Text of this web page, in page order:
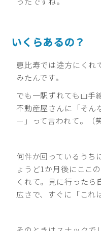
いくらあるの？
恵比寿では途方にくれ
みたんです。
でも一駅ずれても山手
不動産屋さんに「そん
ー」って言われて。（笑
何件か回っているうち
ょうど1か月後にここ
くれて。見に行ったら
広さで、すぐに「これ